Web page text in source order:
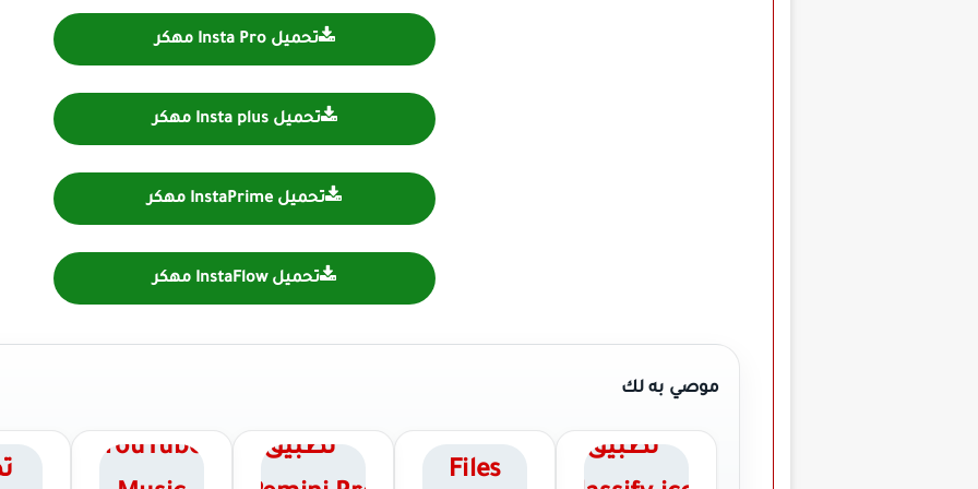
تحميل Insta Pro مهكر
تحميل Insta plus مهكر
تحميل InstaPrime مهكر
تحميل InstaFlow مهكر
موصي به لك